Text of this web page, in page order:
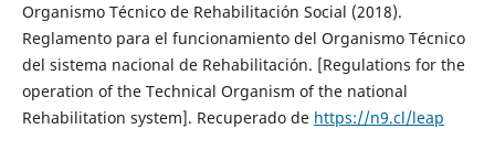
Organismo Técnico de Rehabilitación Social (2018).
Reglamento para el funcionamiento del Organismo Técnico
del sistema nacional de Rehabilitación. [Regulations for the
operation of the Technical Organism of the national
Rehabilitation system]. Recuperado de https://n9.cl/leap